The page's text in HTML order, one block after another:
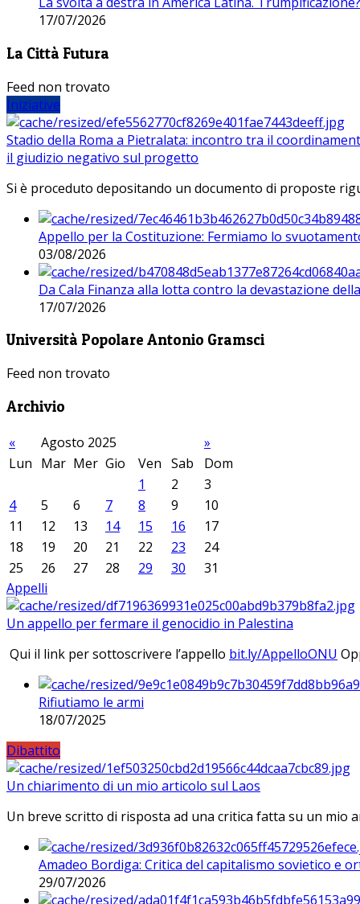
17/07/2026
La Città Futura
Feed non trovato
Iniziative
Stadio della Roma a Pietralata: incontro tra il
il giudizio negativo sul progetto
Si è proceduto depositando un documento di proposte
Appello per la Costituzione: Fermiamo lo
03/08/2026
Da Cala Finanza alla lotta contro la devastazione
17/07/2026
Università Popolare Antonio Gramsci
Feed non trovato
Archivio
« Agosto 2025
»
Lun Mar Mer Gio Ven Sab
Dom
1
2
3
4
5 6 7 8 9
10
11
12 13 14 15 16
17
18
19 20 21 22 23
24
25
26 27 28 29 30
31
Appelli
Un appello per fermare il genocidio in Palestina
Qui il link per sottoscrivere l’appello bit.ly/AppelloONU
Rifiutiamo le armi
18/07/2025
Dibattito
Un chiarimento di un mio articolo sul Laos
Un breve scritto di risposta ad una critica fatta su un mio
Amadeo Bordiga: Critica del capitalismo sovietico e
29/07/2026